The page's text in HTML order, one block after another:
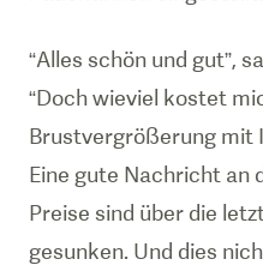
“Alles schön und gut”,
“Doch wieviel kostet
Brustvergrößerung mit
Eine gute Nachricht an
Preise sind über die
gesunken. Und dies